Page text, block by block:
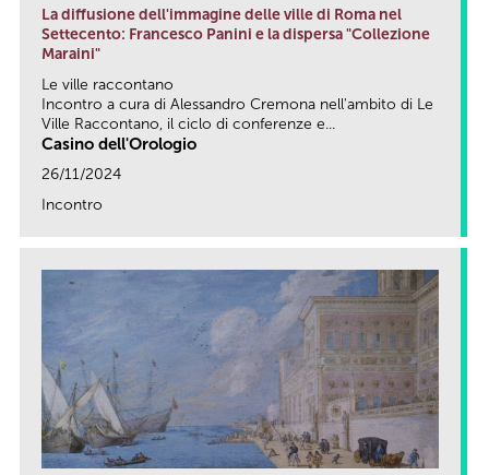
La diffusione dell'immagine delle ville di Roma nel
Settecento: Francesco Panini e la dispersa "Collezione
Maraini"
Le ville raccontano
Incontro a cura di Alessandro Cremona nell'ambito di Le
Ville Raccontano, il ciclo di conferenze e...
Casino dell'Orologio
26/11/2024
Incontro